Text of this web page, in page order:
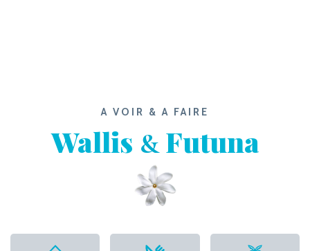
A VOIR & A FAIRE
Wallis & Futuna